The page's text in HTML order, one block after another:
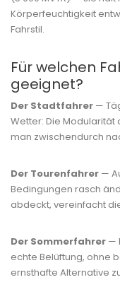
Körperfeuchtigkeit
Fahrstil.
Für welchen
geeignet?
Der Stadtfahrer —
Wetter: Die Modularität
man zwischendurch
Der Tourenfahrer —
Bedingungen rasch
abdeckt, vereinfacht
Der Sommerfahrer —
echte Belüftung, ohne
ernsthafte Alternative